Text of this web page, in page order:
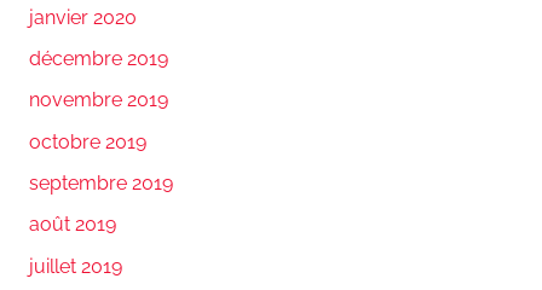
janvier 2020
décembre 2019
novembre 2019
octobre 2019
septembre 2019
août 2019
juillet 2019